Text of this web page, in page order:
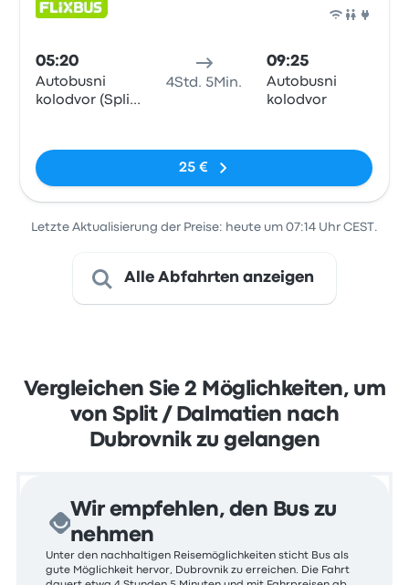
05:20
Autobusni
kolodvor (Split
4Std. 5Min.
09:25
Autobusni
kolodvor
25 €
Letzte Aktualisierung der Preise: heute um 07:14 Uhr CEST.
Alle Abfahrten anzeigen
Vergleichen Sie 2 Möglichkeiten, um
von Split / Dalmatien nach
Dubrovnik zu gelangen
Wir empfehlen, den Bus zu
nehmen
Unter den nachhaltigen Reisemöglichkeiten sticht Bus als
gute Möglichkeit hervor, Dubrovnik zu erreichen. Die Fahrt